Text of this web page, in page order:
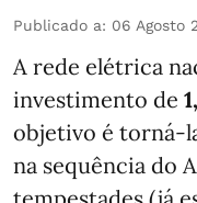
Publicado a: 06 Agosto
A rede elétrica
investimento de
objetivo é torná-
na sequência do